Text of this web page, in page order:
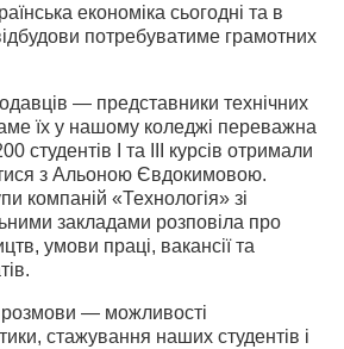
економіка сьогодні та в
потребуватиме грамотних
— представники технічних
їх у нашому коледжі переважна
студентів І та ІІІ курсів отримали
з Альоною Євдокимовою.
компаній «Технологія» зі
закладами розповіла про
умови праці, вакансії та
— можливості
стажування наших студентів і